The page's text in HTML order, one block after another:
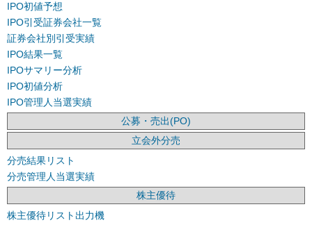
IPO初値予想
IPO引受証券会社一覧
証券会社別引受実績
IPO結果一覧
IPOサマリー分析
IPO初値分析
IPO管理人当選実績
公募・売出(PO)
立会外分売
分売結果リスト
分売管理人当選実績
株主優待
株主優待リスト出力機